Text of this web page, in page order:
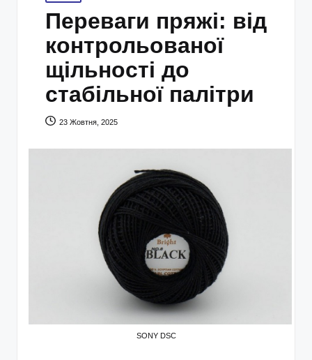
in
Переваги пряжі: від
контрольованої
щільності до
стабільної палітри
23 Жовтня, 2025
SONY DSC